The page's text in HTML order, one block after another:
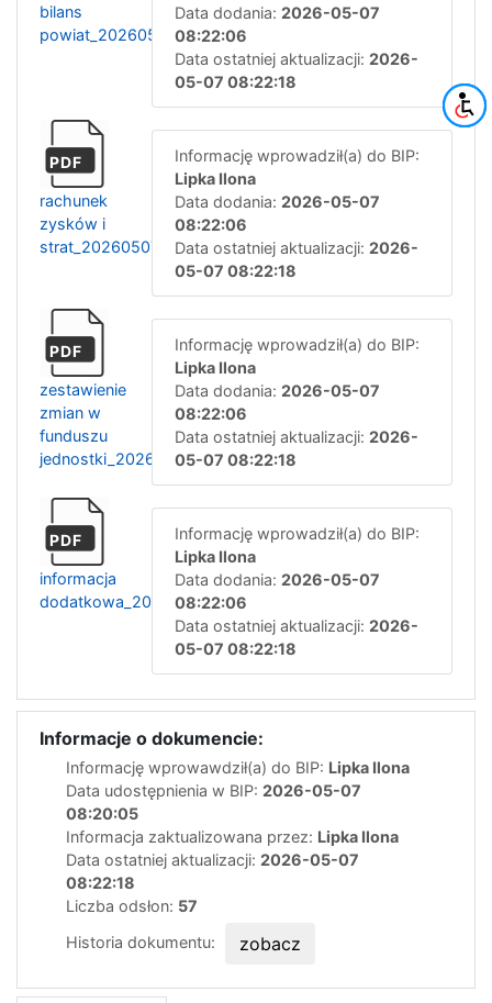
bilans
powiat_20260507082128
Data dodania: 2026-05-07
08:22:06
Data ostatniej aktualizacji: 2026-
05-07 08:22:18
PDF
rachunek
zysków i
strat_20260507082138
Informację wprowadził(a) do BIP:
Lipka Ilona
Data dodania: 2026-05-07
08:22:06
Data ostatniej aktualizacji: 2026-
05-07 08:22:18
PDF
zestawienie
zmian w
funduszu
jednostki_20260507082149
Informację wprowadził(a) do BIP:
Lipka Ilona
Data dodania: 2026-05-07
08:22:06
Data ostatniej aktualizacji: 2026-
05-07 08:22:18
PDF
informacja
dodatkowa_20260507082200
Informację wprowadził(a) do BIP:
Lipka Ilona
Data dodania: 2026-05-07
08:22:06
Data ostatniej aktualizacji: 2026-
05-07 08:22:18
Informacje o dokumencie:
Informację wprowawdził(a) do BIP: Lipka Ilona
Data udostępnienia w BIP: 2026-05-07
08:20:05
Informacja zaktualizowana przez: Lipka Ilona
Data ostatniej aktualizacji: 2026-05-07
08:22:18
Liczba odsłon: 57
Historia dokumentu:
zobacz